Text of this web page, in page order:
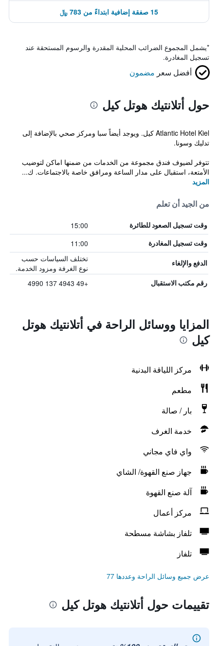
15 صفقة إضافية ابتداءً من 783 ﷼
*يشمل المجموع الضرائب المحلية المقدرة والرسوم المستحقة عند
تسجيل المغادرة.
أفضل سعر مضمون
حول أتلانتيك هوتل كيل
Atlantic Hotel Kiel كيل. ويوجد أيضاً سبا ومركز صحي بالإضافة إلى
تدليك وسونا.
تتوفر لضيوف فندق مجموعة من الخدمات من ضمنها اماكن لتوضيب
الأمتعة، استقبال على مدار الساعة ومرافق خاصة بالاجتماعات. ك...
المزيد
من الجيد أن تعلم
وقت تسجيل الصعود للطائرة 15:00
وقت تسجيل المغادرة 11:00
الدفع والإلغاء
تختلف السياسات حسب
نوع الغرفة ومزود الخدمة.
رقم مكتب الاستقبال +49 4943 137 4990
المزايا ووسائل الراحة في أتلانتيك هوتل
كيل
مركز اللياقة البدنية
مطعم
بار / صالة
خدمة الغرف
واي فاي مجاني
جهاز صنع القهوة/ الشاي
آلة صنع القهوة
مركز أعمال
تلفاز بشاشة مسطحة
تلفاز
عرض جميع وسائل الراحة وعددها 77
تقييمات حول أتلانتيك هوتل كيل